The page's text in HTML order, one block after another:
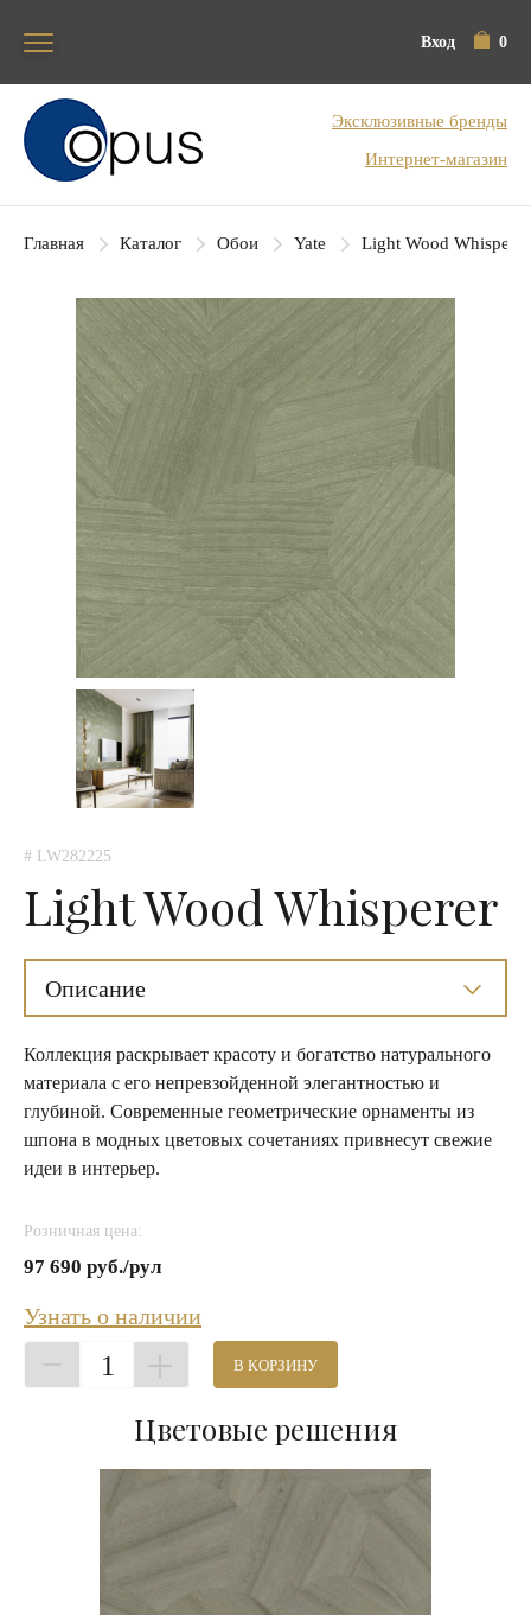
Вход 0
Блок поиска
Эксклюзивные бренды
Интернет-магазин
Главная Каталог Обои Yate Light Wood Whisperer
# LW282225
Light Wood Whisperer
Описание
Коллекция раскрывает красоту и богатство натурального
материала с его непревзойденной элегантностью и
глубиной. Современные геометрические орнаменты из
шпона в модных цветовых сочетаниях привнесут свежие
идеи в интерьер.
Розничная цена:
97 690 руб./рул
Узнать о наличии
1 В КОРЗИНУ
Цветовые решения